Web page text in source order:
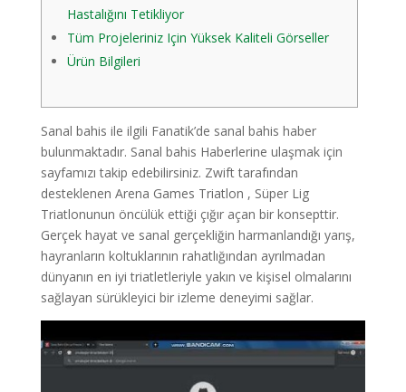
Hastalığını Tetikliyor
Tüm Projeleriniz Için Yüksek Kaliteli Görseller
Ürün Bilgileri
Sanal bahis ile ilgili Fanatik’de sanal bahis haber
bulunmaktadır. Sanal bahis Haberlerine ulaşmak için
sayfamızı takip edebilirsiniz. Zwift tarafından
desteklenen Arena Games Triatlon , Süper Lig
Triatlonunun öncülük ettiği çığır açan bir konsepttir.
Gerçek hayat ve sanal gerçekliğin harmanlandığı yarış,
hayranların koltuklarının rahatlığından ayrılmadan
dünyanın en iyi triatletleriyle yakın ve kişisel olmalarını
sağlayan sürükleyici bir izleme deneyimi sağlar.